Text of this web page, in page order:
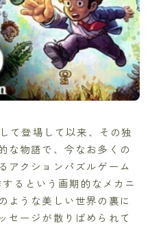
て登場して以来、その独
な物語で、今なお多くの
アクションパズルゲーム
るという画期的なメカニ
ような美しい世界の裏に
セージが散りばめられて